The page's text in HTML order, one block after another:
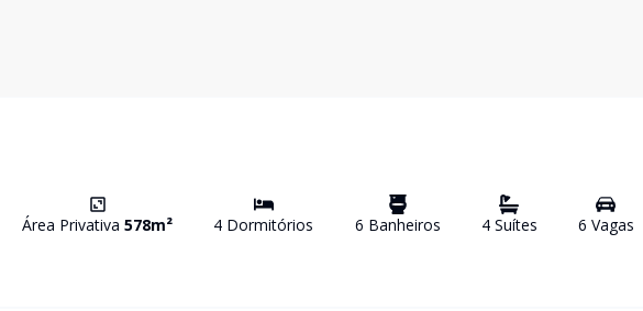
Área Privativa578m² 4 Dormitórios 6 Banheiros 4Suítes 6 Vagas